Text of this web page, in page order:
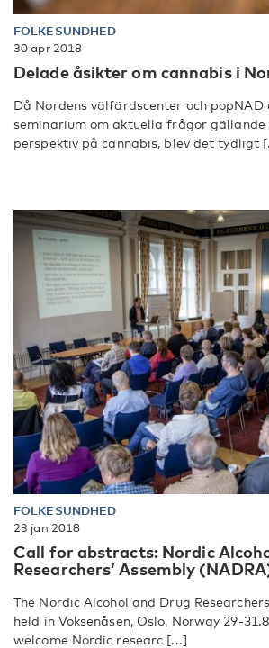
FOLKESUNDHED
30 apr 2018
Delade åsikter om cannabis i
Då Nordens välfärdscenter och popNAD
seminarium om aktuella frågor gällande
perspektiv på cannabis, blev det tydligt
FOLKESUNDHED
23 jan 2018
Call for abstracts: Nordic
Researchers’ Assembly
The Nordic Alcohol and Drug
held in Voksenåsen, Oslo, Norway 29-
welcome Nordic researc [...]